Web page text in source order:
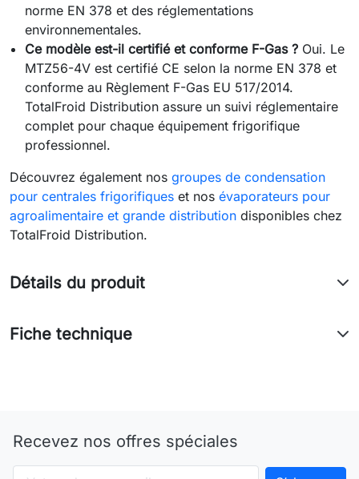
norme EN 378 et des réglementations
environnementales.
Ce modèle est-il certifié et conforme F-Gas ? Oui. Le
MTZ56-4V est certifié CE selon la norme EN 378 et
conforme au Règlement F-Gas EU 517/2014.
TotalFroid Distribution assure un suivi réglementaire
complet pour chaque équipement frigorifique
professionnel.
Découvrez également nos groupes de condensation
pour centrales frigorifiques et nos évaporateurs pour
agroalimentaire et grande distribution disponibles chez
TotalFroid Distribution.
Détails du produit
Fiche technique
Recevez nos offres spéciales